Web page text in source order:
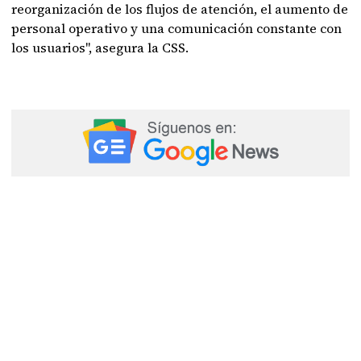
reorganización de los flujos de atención, el aumento de
personal operativo y una comunicación constante con
los usuarios", asegura la CSS.